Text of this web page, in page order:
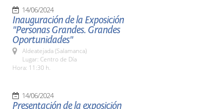
14/06/2024
Inauguración de la Exposición
"Personas Grandes. Grandes
Oportunidades"
Aldeatejada (Salamanca)
Lugar: Centro de Día
Hora: 11:30 h.
14/06/2024
Presentación de la exposición